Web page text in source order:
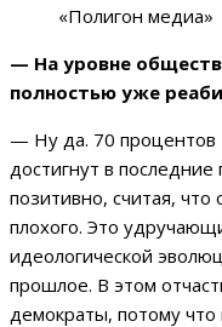
«Полигон медиа»
— На уровне
полностью уже
— Ну да. 70 процентов
достигнут в
позитивно, считая,
плохого. Это
идеологической
прошлое. В этом
демократы, потому что